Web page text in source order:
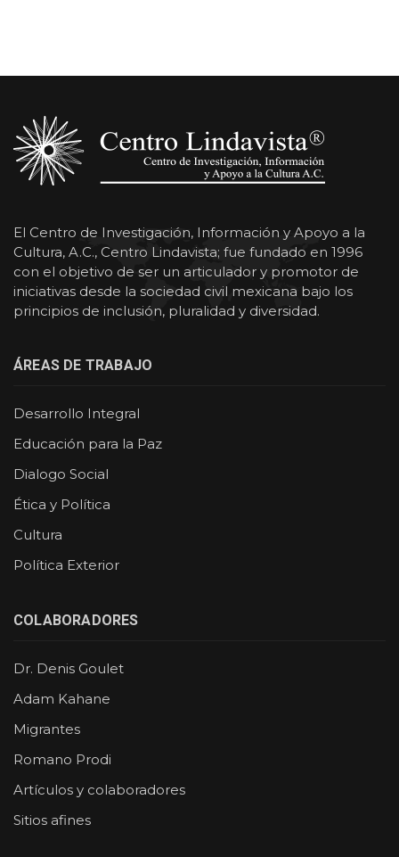
El Centro de Investigación, Información y Apoyo a la
Cultura, A.C., Centro Lindavista; fue fundado en 1996
con el objetivo de ser un articulador y promotor de
iniciativas desde la sociedad civil mexicana bajo los
principios de inclusión, pluralidad y diversidad.
ÁREAS DE TRABAJO
Desarrollo Integral
Educación para la Paz
Dialogo Social
Ética y Política
Cultura
Política Exterior
COLABORADORES
Dr. Denis Goulet
Adam Kahane
Migrantes
Romano Prodi
Artículos y colaboradores
Sitios afines